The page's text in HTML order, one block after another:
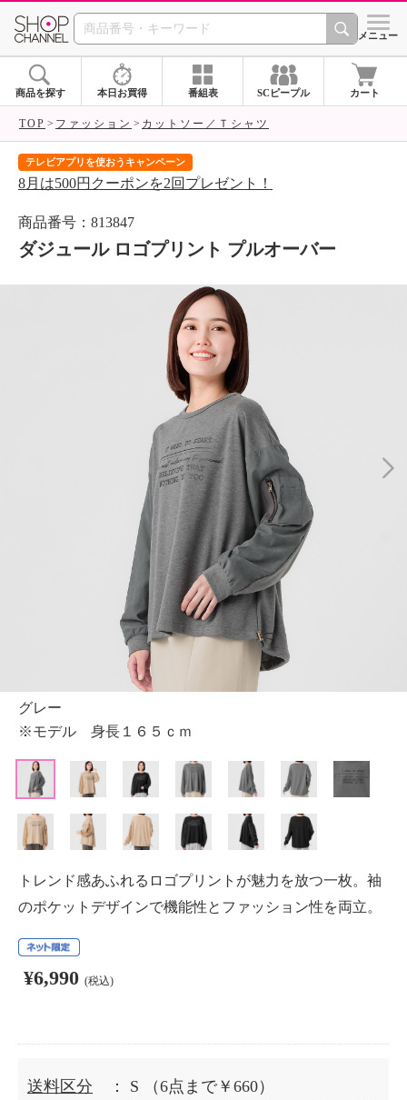
SHOP CHANNEL シメニュー
商品を探す 本日お買得 番組表 SCピープル カート
TOP ファッション カットソー／Ｔシャツ
テレビアプリを使おうキャンペーン
8月は500円クーポンを2回プレゼント！
商品番号：813847
ダジュール ロゴプリント プルオーバー
グレー
※モデル 身長１６５ｃｍ
トレンド感あふれるロゴプリントが魅力を放つ一枚。袖
のポケットデザインで機能性とファッション性を両立。
¥6,990 (税込)
送料区分 ： S
（6点まで￥660）